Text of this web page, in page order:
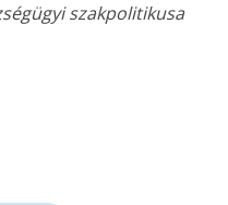
szakpolitikusa